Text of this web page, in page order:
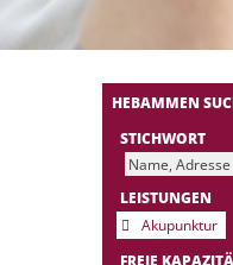
HEBAMMEN
STICHWORT
LEISTUNGEN
Akupunktur
FREIE